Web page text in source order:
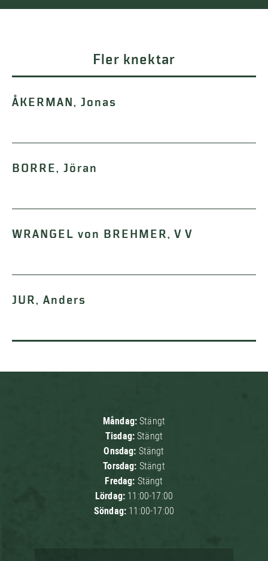
Fler knektar
ÅKERMAN, Jonas
BORRE, Jöran
WRANGEL von BREHMER, V V
JUR, Anders
Måndag:Stängt
Tisdag:Stängt
Onsdag: Stängt
Torsdag: Stängt
Fredag: Stängt
Lördag: 11:00-17:00
Söndag: 11:00-17:00